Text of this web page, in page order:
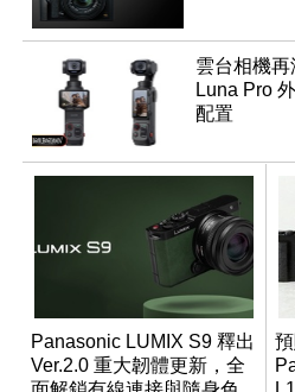
雲台相機
Luna Pro
配置
Panasonic LUMIX S9 釋出
Ver.2.0 重大韌體更新，全